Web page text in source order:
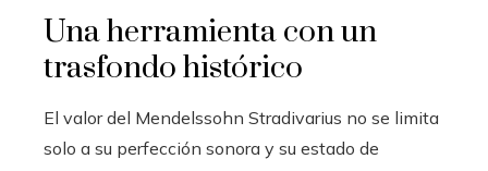
Una herramienta con un
trasfondo histórico
El valor del Mendelssohn Stradivarius no se limita
solo a su perfección sonora y su estado de